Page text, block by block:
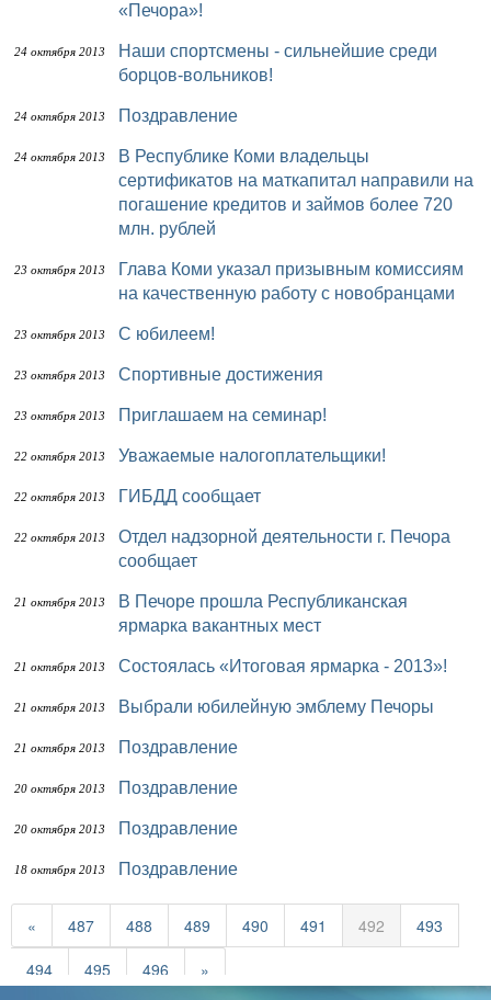
«Печора»!
24 октября 2013
Наши спортсмены - сильнейшие среди
борцов-вольников!
24 октября 2013 Поздравление
24 октября 2013
В Республике Коми владельцы
сертификатов на маткапитал направили на
погашение кредитов и займов более 720
млн. рублей
23 октября 2013
Глава Коми указал призывным комиссиям
на качественную работу с новобранцами
23 октября 2013 С юбилеем!
23 октября 2013 Спортивные достижения
23 октября 2013 Приглашаем на семинар!
22 октября 2013 Уважаемые налогоплательщики!
22 октября 2013 ГИБДД сообщает
22 октября 2013
Отдел надзорной деятельности г. Печора
сообщает
21 октября 2013
В Печоре прошла Республиканская
ярмарка вакантных мест
21 октября 2013 Состоялась «Итоговая ярмарка - 2013»!
21 октября 2013 Выбрали юбилейную эмблему Печоры
21 октября 2013 Поздравление
20 октября 2013 Поздравление
20 октября 2013 Поздравление
18 октября 2013 Поздравление
« 487 488 489 490 491 492
493
494
495 496 »